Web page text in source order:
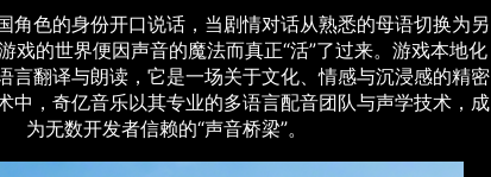
角色的身份开口说话，当剧情对话从熟悉的母语切换为另
戏的世界便因声音的魔法而真正“活”了过来。游戏本地化
言翻译与朗读，它是一场关于文化、情感与沉浸感的精密
中，奇亿音乐以其专业的多语言配音团队与声学技术，成
为无数开发者信赖的“声音桥梁”。